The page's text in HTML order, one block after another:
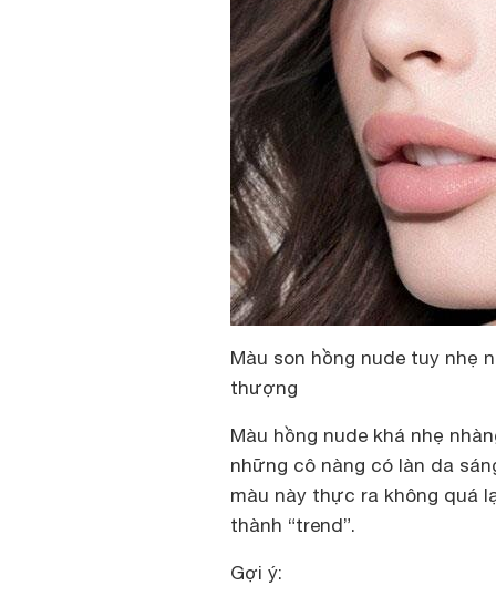
Màu son hồng nude tuy nhẹ
thượng
Màu hồng nude khá nhẹ
những cô nàng có làn da
màu này thực ra không quá
thành “trend”.
Gợi ý: